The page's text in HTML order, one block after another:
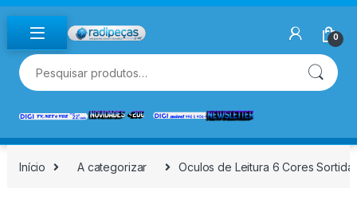
Skip to navigation
Skip to content
0
Pesquisar por:
Início A categorizar Oculos de Leitura 6 Cores